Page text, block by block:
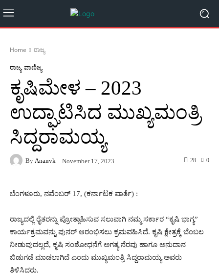
Home ರಾಜ್ಯ
ರಾಜ್ಯ ವಾಣಿಜ್ಯ
ಕೃಷಿಮೇಳ – 2023
ಉದ್ಘಾಟಿಸಿದ ಮುಖ್ಯಮಂತ್ರಿ
ಸಿದ್ದರಾಮಯ್ಯ
By Ananvk November 17, 2023 0
28
ಬೆಂಗಳೂರು, ನವೆಂಬರ್ 17, (ಕರ್ನಾಟಕ ವಾರ್ತೆ) :
ರಾಜ್ಯದಲ್ಲಿ ರೈತರನ್ನು ಪ್ರೋತ್ಸಾಹಿಸುವ ಸಲುವಾಗಿ ನಮ್ಮ ಸರ್ಕಾರ “ಕೃಷಿ ಭಾಗ್ಯ”
ಕಾರ್ಯಕ್ರಮವನ್ನು ಪುನರ್ ಆರಂಭಿಸಲು ಕ್ರಮವಹಿಸಿದೆ. ಕೃಷಿ ಕ್ಷೇತ್ರಕ್ಕೆ ಬೆಂಬಲ
ನೀಡುವುದಲ್ಲದೆ, ಕೃಷಿ ಸಂಶೋಧನೆಗೆ ಅಗತ್ಯ ನೆರವು ಹಾಗೂ ಅನುದಾನ
ಬಿಡುಗಡೆ ಮಾಡಲಾಗಿದೆ ಎಂದು ಮುಖ್ಯಮಂತ್ರಿ ಸಿದ್ದರಾಮಯ್ಯ ಅವರು
ತಿಳಿಸಿದರು.